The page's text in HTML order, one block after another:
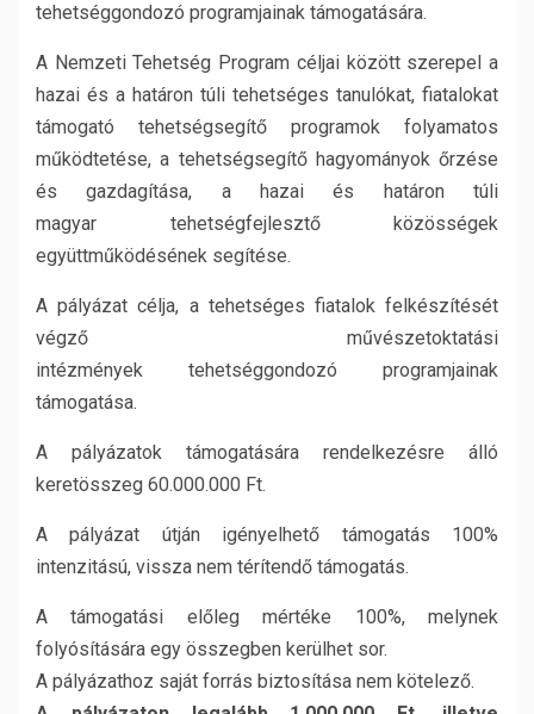
tehetséggondozó programjainak támogatására.
A Nemzeti Tehetség Program céljai között szerepel a
hazai és a határon túli tehetséges tanulókat, fiatalokat
támogató tehetségsegítő programok folyamatos
működtetése, a tehetségsegítő hagyományok őrzése
és gazdagítása, a hazai és határon túli
magyar tehetségfejlesztő közösségek
együttműködésének segítése.
A pályázat célja, a tehetséges fiatalok felkészítését
végző művészetoktatási
intézmények tehetséggondozó programjainak
támogatása.
A pályázatok támogatására rendelkezésre álló
keretösszeg 60.000.000 Ft.
A pályázat útján igényelhető támogatás 100%
intenzitású, vissza nem térítendő támogatás.
A támogatási előleg mértéke 100%, melynek
folyósítására egy összegben kerülhet sor.
A pályázathoz saját forrás biztosítása nem kötelező.